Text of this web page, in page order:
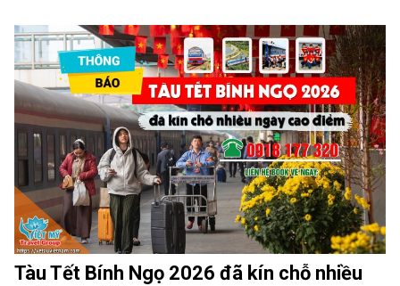
Tàu Tết Bính Ngọ 2026 đã kín chỗ nhiều